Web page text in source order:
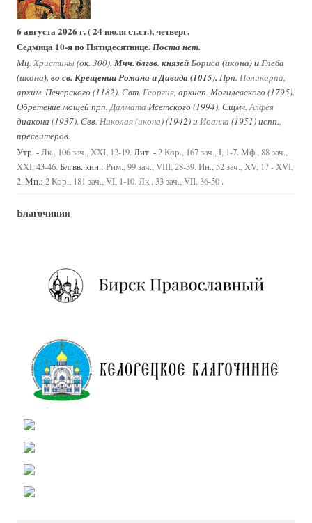
6 августа 2026 г. ( 24 июля ст.ст.), четверг.
Седмица 10-я по Пятидесятнице.Поста нет.
Мц. Христины(ок. 300). Мчч. блгвв. князейБориса (икона) иГлеба
(икона), во св. Крещении Романа и Давида (1015). Прп. Поликарпа,
архим. Печерского (1182). Свт. Георгия, архиеп. Могилевского (1795).
Обретение мощей прп.Далмата Исетского (1994). Сщмч.Алфея
диакона (1937). Свв. Николая(икона) (1942) и Иоанна (1951) испп.,
пресвитеров.
Утр. -Лк., 106 зач., XXI, 12-19. Лит. -2 Кор., 167 зач., I, 1-7. Мф., 88 зач.,
XXI, 43-46. Блгвв. кнн.: Рим., 99 зач., VIII, 28-39. Ин., 52 зач., XV, 17 - XVI,
2. Мц.: 2 Кор., 181 зач., VI, 1-10. Лк., 33 зач., VII, 36-50 .
Благочиния